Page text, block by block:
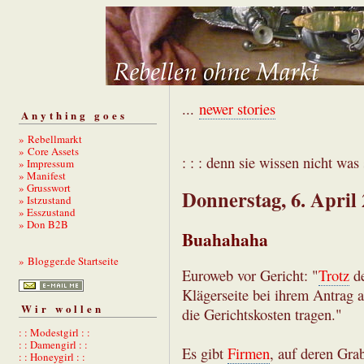
Anything goes
» Rebellmarkt
» Core Assets
» Impressum
» Manifest
» Grusswort
» Istzustand
» Esszustand
» Don B2B
» Blogger.de Startseite
Wir wollen
: : Modestgirl : :
: : Damengirl : :
: : Honeygirl : :
... newer stories
: : : denn sie wissen nicht
Donnerstag, 6. April
Buahahaha
Euroweb vor Gericht: "Trotz
Klägerseite bei ihrem Antrag
die Gerichtskosten tragen."
Es gibt Firmen, auf deren